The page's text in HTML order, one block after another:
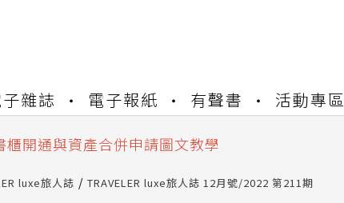
雜誌 電子報紙 有聲書 活動專區
合併與書櫃開通申請
櫃開通與資產合併申請圖文教學
併與書櫃開通申請
luxe旅人誌 TRAVELER luxe旅人誌 12月號/2022 第211期